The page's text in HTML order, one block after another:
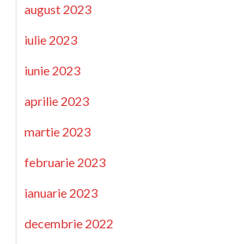
august 2023
iulie 2023
iunie 2023
aprilie 2023
martie 2023
februarie 2023
ianuarie 2023
decembrie 2022